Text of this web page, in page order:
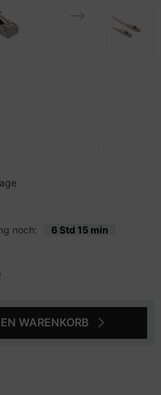
noch:
6 Std 15 min
WARENKORB